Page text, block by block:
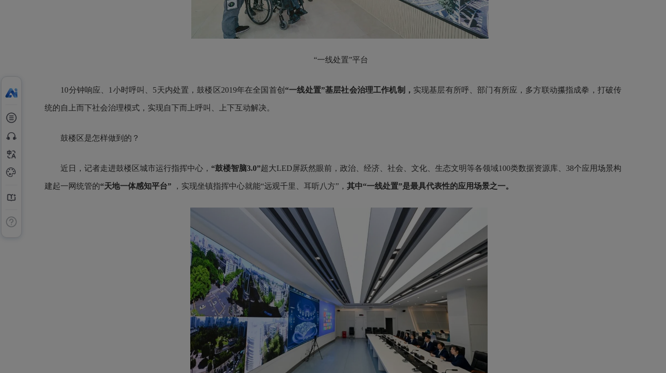
“一线处置”平台
10分钟响应、1小时呼叫、5天内处置，鼓楼区2019年在全国首创 “一线处置”基层社会治理工作机制， 实现基层有所呼、部门有所应，多方联动攥指成拳，打破传
统的自上而下社会治理模式，实现自下而上呼叫、上下互动解决。
鼓楼区是怎样做到的？
近日，记者走进鼓楼区城市运行指挥中心， “鼓楼智脑3.0”超大LED屏跃然眼前，政治、经济、社会、文化、生态文明等各领域100类数据资源库、38个应用场景构
建起一网统管的“天地一体感知平台” ，实现坐镇指挥中心就能“远观千里、耳听八方”， 其中“一线处置”是最具代表性的应用场景之一。